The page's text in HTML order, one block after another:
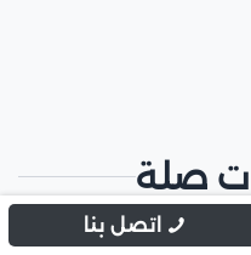
صلة
اتصل بنا